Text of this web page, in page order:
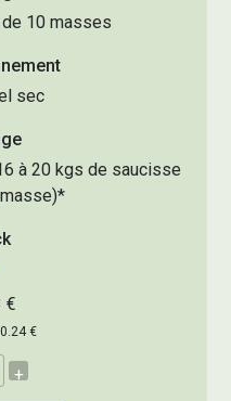
10 masses
sec
à 20 kgs de saucisse
€
€
+